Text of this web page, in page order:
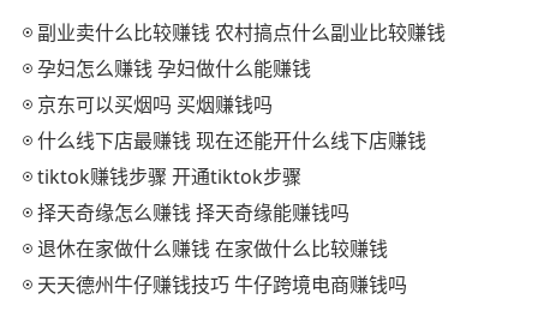
副业卖什么比较赚钱 农村搞点什么副业比较赚钱
孕妇怎么赚钱 孕妇做什么能赚钱
京东可以买烟吗 买烟赚钱吗
什么线下店最赚钱 现在还能开什么线下店赚钱
tiktok赚钱步骤 开通tiktok步骤
择天奇缘怎么赚钱 择天奇缘能赚钱吗
退休在家做什么赚钱 在家做什么比较赚钱
天天德州牛仔赚钱技巧 牛仔跨境电商赚钱吗